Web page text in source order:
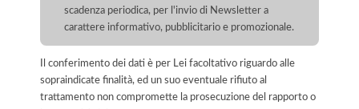
scadenza periodica, per l'invio di Newsletter a
carattere informativo, pubblicitario e promozionale.
Il conferimento dei dati è per Lei facoltativo riguardo alle
sopraindicate finalità, ed un suo eventuale rifiuto al
trattamento non compromette la prosecuzione del rapporto o